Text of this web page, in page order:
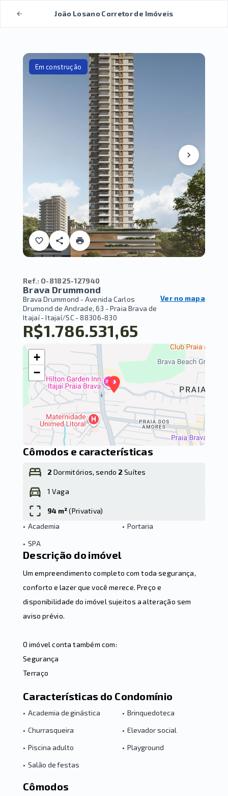
João Losano Corretor de Imóveis
Em construção
Ref.: O-81825-127940
Brava Drummond
Brava Drummond -Avenida Carlos
Drumond de Andrade, 63 - Praia Brava de
Itajaí - Itajaí/SC - 88306-830
Ver no mapa
R$1.786.531,65
+
−
Cômodos e características
2 Dormitórios, sendo 2 Suítes
1 Vaga
94 m²(Privativa)
• Academia • Portaria
• SPA
Descrição do imóvel
Um empreendimento completo com toda segurança,
conforto e lazer que você merece. Preço e
disponibilidade do imóvel sujeitos a alteração sem
aviso prévio.
O imóvel conta também com:
Segurança
Terraço
Características do Condomínio
• Academia de ginástica • Brinquedoteca
• Churrasqueira • Elevador social
• Piscina adulto • Playground
• Salão de festas
Cômodos